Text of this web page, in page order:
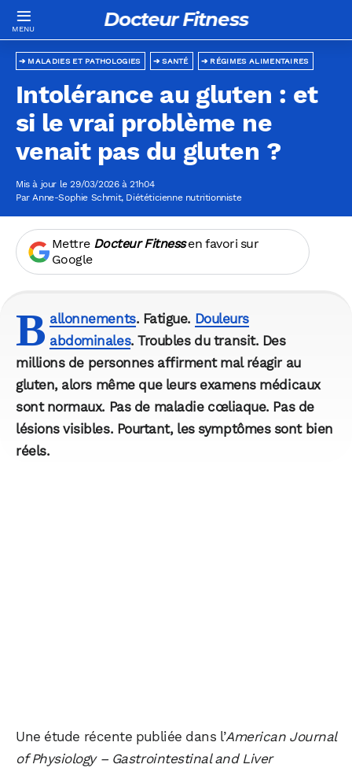
Docteur Fitness
RÉGIMES ALIMENTAIRES
MALADIES ET PATHOLOGIES SANTÉ
Intolérance au gluten : et
si le vrai problème ne
venait pas du gluten ?
Mis à jour le 29/03/2026 à 21h04
ParAnne-Sophie Schmit, Diététicienne nutritionniste
Mettre Docteur Fitnessen favori sur
Google
B allonnements. Fatigue. Douleurs
abdominales. Troubles du transit. Des
millions de personnes affirment mal réagir au
gluten, alors même que leurs examens médicaux
sont normaux. Pas de maladie cœliaque. Pas de
lésions visibles. Pourtant, les symptômes sont bien
réels.
Une étude récente publiée dans l’American Journal
of Physiology – Gastrointestinal and Liver